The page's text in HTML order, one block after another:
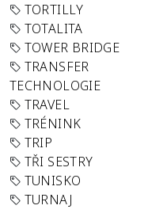
TORTILLY
TOTALITA
TOWER BRIDGE
TRANSFER
TECHNOLOGIE
TRAVEL
TRÉNINK
TRIP
TŘI SESTRY
TUNISKO
TURNAJ